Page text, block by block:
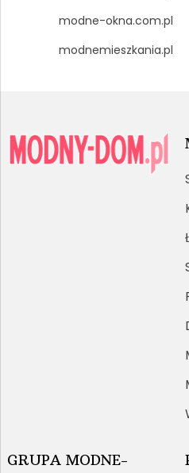
modne-okna.com.pl
modnemieszkania.pl
GRUPA MODNE-